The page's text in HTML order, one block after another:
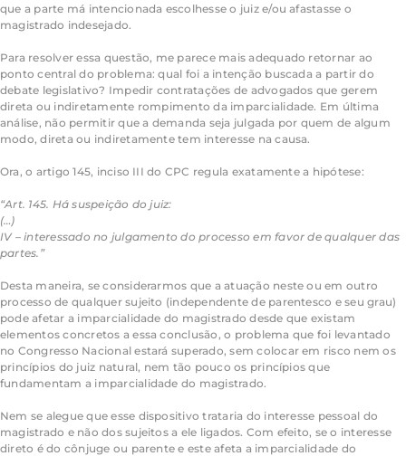
que a parte má intencionada escolhesse o juiz e/ou afastasse o
magistrado indesejado.
Para resolver essa questão, me parece mais adequado retornar ao
ponto central do problema: qual foi a intenção buscada a partir do
debate legislativo? Impedir contratações de advogados que gerem
direta ou indiretamente rompimento da imparcialidade. Em última
análise, não permitir que a demanda seja julgada por quem de algum
modo, direta ou indiretamente tem interesse na causa.
Ora, o artigo 145, inciso III do CPC regula exatamente a hipótese:
“Art. 145. Há suspeição do juiz:
(…)
IV – interessado no julgamento do processo em favor de qualquer das
partes.”
Desta maneira, se considerarmos que a atuação neste ou em outro
processo de qualquer sujeito (independente de parentesco e seu grau)
pode afetar a imparcialidade do magistrado desde que existam
elementos concretos a essa conclusão, o problema que foi levantado
no Congresso Nacional estará superado, sem colocar em risco nem os
princípios do juiz natural, nem tão pouco os princípios que
fundamentam a imparcialidade do magistrado.
Nem se alegue que esse dispositivo trataria do interesse pessoal do
magistrado e não dos sujeitos a ele ligados. Com efeito, se o interesse
direto é do cônjuge ou parente e este afeta a imparcialidade do